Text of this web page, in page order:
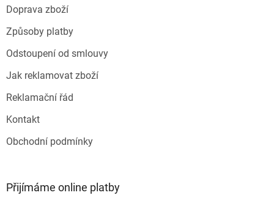
Doprava zboží
Způsoby platby
Odstoupení od smlouvy
Jak reklamovat zboží
Reklamační řád
Kontakt
Obchodní podmínky
Přijímáme online platby